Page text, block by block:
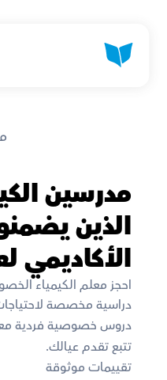
الأكاديمي
دراسية مخصصة
دروس خصوصية فردية
تتبع تقدم عيالك.
تقييمات موثوقة